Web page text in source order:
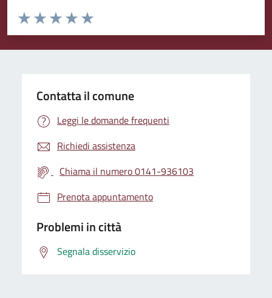
Valuta da 1 a 5 stelle la pagina
Valuta 5 stelle su 5
Valuta 4 stelle su 5
Valuta 3 stelle su 5
Valuta 2 stelle su 5
Valuta 1 stelle su 5
Contatta il comune
Leggi le domande frequenti
Richiedi assistenza
Chiama il numero 0141-936103
Prenota appuntamento
Problemi in città
Segnala disservizio